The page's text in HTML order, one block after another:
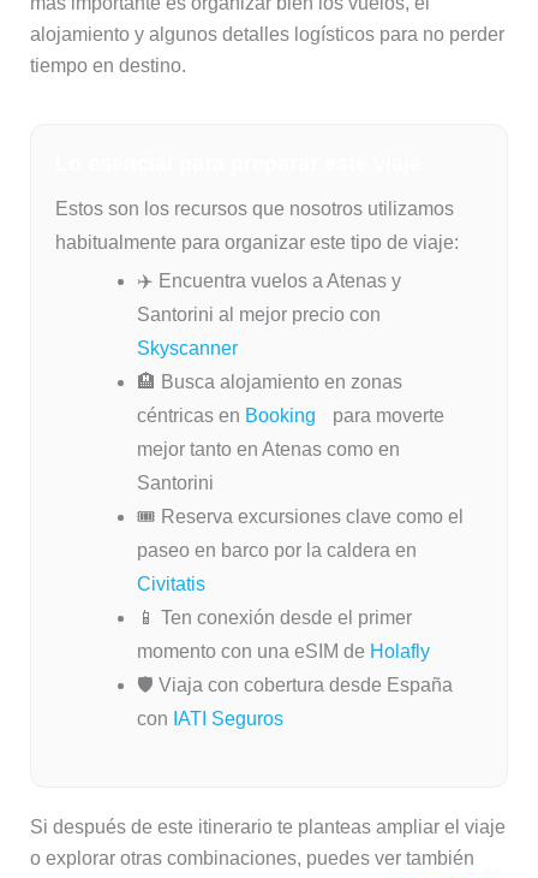
alojamiento y algunos detalles logísticos para no perder
tiempo en destino.
Estos son los recursos que nosotros utilizamos
habitualmente para organizar este tipo de viaje:
✈️ Encuentra vuelos a Atenas y
Santorini al mejor precio con
Skyscanner
🏨 Busca alojamiento en zonas
céntricas en Booking
para moverte
mejor tanto en Atenas como en
Santorini
🎟️ Reserva excursiones clave como el
paseo en barco por la caldera en
Civitatis
📱 Ten conexión desde el primer
momento con una eSIM de Holafly
🛡️ Viaja con cobertura desde España
con IATI Seguros
Si después de este itinerario te planteas ampliar el viaje
o explorar otras combinaciones, puedes ver también